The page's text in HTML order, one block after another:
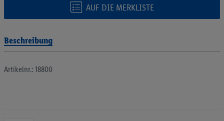
AUF DIE MERKLISTE
Beschreibung
Artikelnr.: 18800